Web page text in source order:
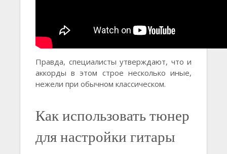
Правда, специалисты утверждают, что и
аккорды в этом строе несколько иные,
нежели при обычном классическом.
Как использовать тюнер
для настройки гитары